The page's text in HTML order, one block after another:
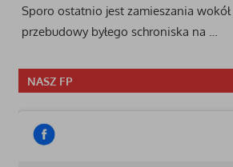
Sporo ostatnio jest zamieszania
przebudowy byłego schroniska na …
NASZ FP